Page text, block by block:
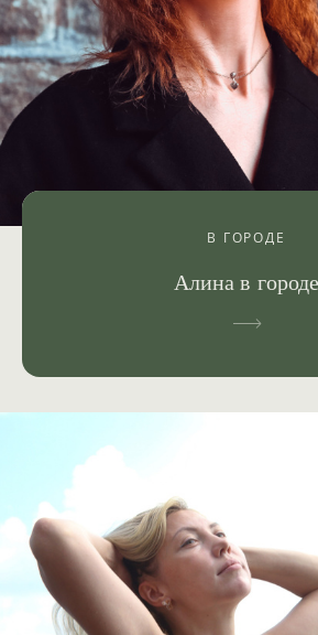
В ГОРОДЕ
Алина в городе